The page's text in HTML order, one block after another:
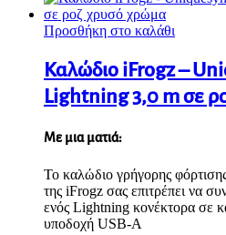
Προσθήκη στο καλάθι
Καλώδιο iFrogz –
Lightning 3,0 m σε
Με μια ματιά:
Το καλώδιο γρήγορης
της iFrogz σας επιτρέπει να
ενός Lightning κονέκτορα σε
υποδοχή USB-A